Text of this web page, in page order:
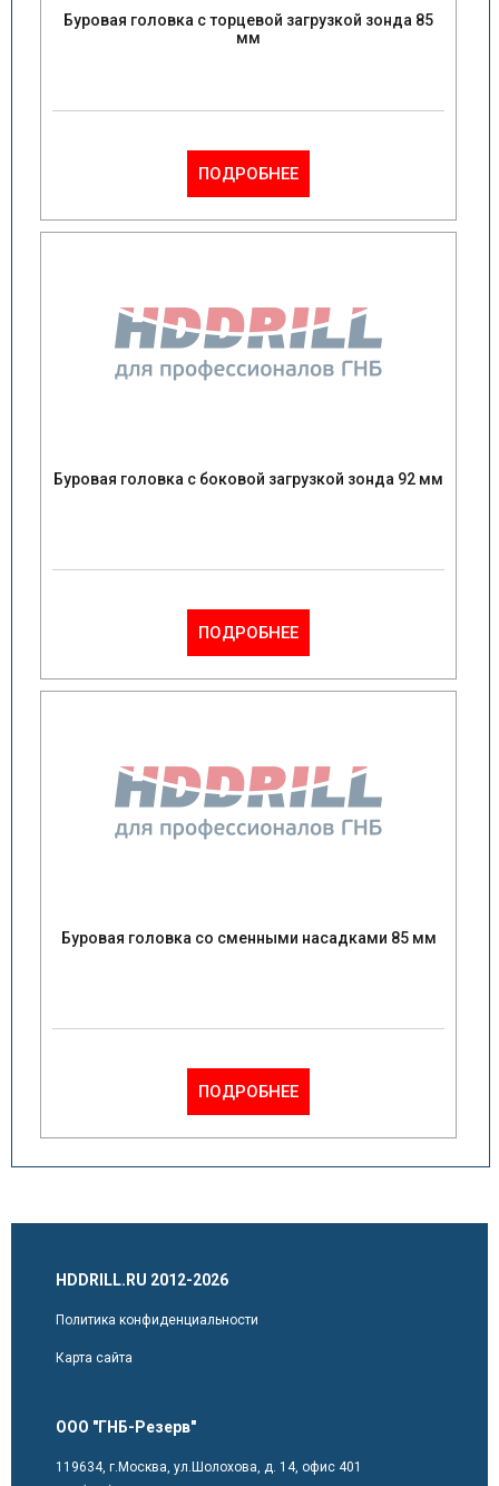
Буровая головка с торцевой загрузкой зонда 85
мм
ПОДРОБНЕЕ
Буровая головка с боковой загрузкой зонда 92 мм
ПОДРОБНЕЕ
Буровая головка со сменными насадками 85 мм
ПОДРОБНЕЕ
HDDRILL.RU 2012-2026
Политика конфиденциальности
Карта сайта
ООО "ГНБ-Резерв"
119634, г.Москва, ул.Шолохова, д. 14, офис 401